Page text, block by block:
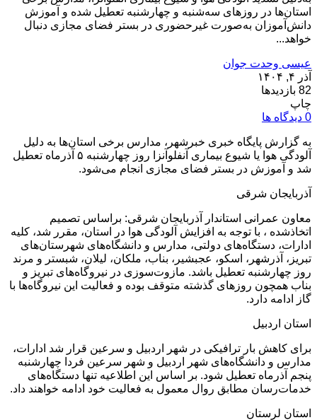
استان‌ها در روز‌های سه‌شنبه و چهارشنبه تعطیل شده و آموزش
دانش‌آموزان به‌صورت غیرحضوری در بستر فضای مجازی دنبال
خواهد...
عیسی وحدت جوان
آذر ۴, ۱۴۰۴
82 بازدیدها
چاپ
0 دیدگاه ها
به گزارش پایگاه خبری خبرشهر، مدارس برخی استان‌ها به دلیل
آلودگی هوا یا شیوع بیماری آنفلوآنزا روز‌‌ چهارشنبه ۵ آذرماه تعطیل
شد و آموزش در بستر فضای مجازی انجام می‌شود.
آذربایجان شرقی
معاون عمرانی استاندار آذربایجان شرقی: براساس تصمیم
اتخاذشده ، با توجه به افزایش آلودگی هوا در استان، مقرر شد، کلیه
ادارات، دستگاه‌های دولتی، مدارس و دانشگاه‌های شهرستان‌های
تبریز، آذرشهر، اسکو، عجبشیر، بناب، ملکان، لیلان، شبستر و مرند
روز‌ چهارشنبه تعطیل باشد. مازوت‌سوزی در نیروگاه‌های تبریز و
بناب همچون روز‌های گذشته متوقف بوده و فعالیت این نیروگاه‌ها با
گاز ادامه دارد.
استان اردبیل
برای کاهش بار ترافیکی در شهر اردبیل و سرعین قرار شد ادارات،
مدارس و دانشگاه‌های شهر اردبیل و شهر سرعین فردا چهارشنبه
پنجم آذرماه تعطیل شود. بر اساس این اطلاعیه تنها دستگاه‌های
خدمات‌رسان مطابق روال معمول به فعالیت خود ادامه خواهند داد.
استان لر‌ستان